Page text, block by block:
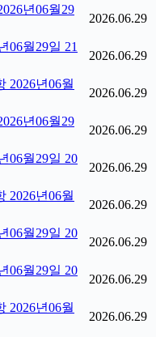
년06월29
2026.06.29
06월29일 21
2026.06.29
2026년06월
2026.06.29
년06월29
2026.06.29
06월29일 20
2026.06.29
2026년06월
2026.06.29
06월29일 20
2026.06.29
06월29일 20
2026.06.29
2026년06월
2026.06.29